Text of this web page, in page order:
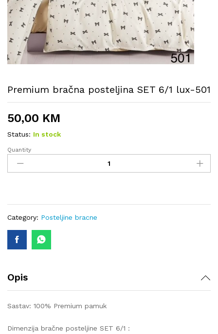
Premium bračna posteljina SET 6/1 lux-501
50,00 KM
Status: In stock
Premium
bračna
posteljina
lux-
501
Quantity
Category: Posteljine bracne
Opis
Sastav: 100% Premium pamuk
Dimenzija bračne posteljine SET 6/1 :